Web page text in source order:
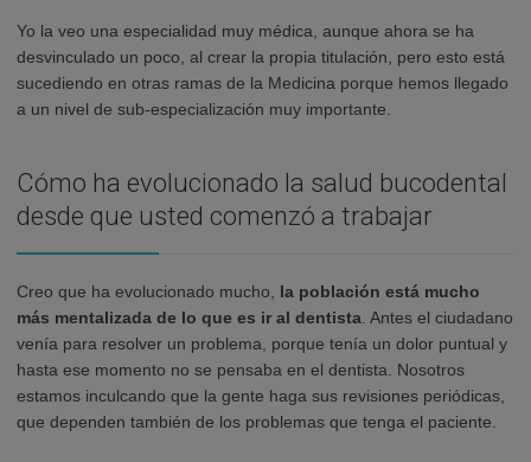
Yo la veo una especialidad muy médica, aunque ahora se ha
desvinculado un poco, al crear la propia titulación, pero esto está
sucediendo en otras ramas de la Medicina porque hemos llegado
a un nivel de sub-especialización muy importante.
Cómo ha evolucionado la salud bucodental
desde que usted comenzó a trabajar
Creo que ha evolucionado mucho, la población está mucho
más mentalizada de lo que es ir al dentista . Antes el ciudadano
venía para resolver un problema, porque tenía un dolor puntual y
hasta ese momento no se pensaba en el dentista. Nosotros
estamos inculcando que la gente haga sus revisiones periódicas,
que dependen también de los problemas que tenga el paciente.